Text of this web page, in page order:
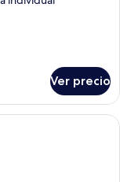
Ver precio
de hotel con cama,